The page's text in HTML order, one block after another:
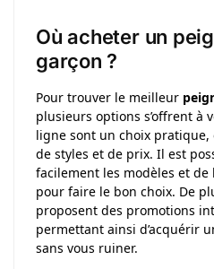
Où acheter un
garçon ?
Pour trouver le meilleur
plusieurs options s’offrent à
ligne sont un choix
de styles et de prix. Il est
facilement les modèles et de
pour faire le bon choix. De
proposent des promotions
permettant ainsi d’acquérir
sans vous ruiner.